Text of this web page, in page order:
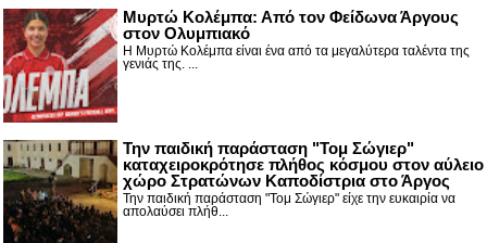
Μυρτώ Κολέμπα: Από τον Φείδωνα Άργους
στον Ολυμπιακό
Η Μυρτώ Κολέμπα είναι ένα από τα μεγαλύτερα ταλέντα της
γενιάς της. ...
Την παιδική παράσταση "Τομ Σώγιερ"
καταχειροκρότησε πλήθος κόσμου στον αύλειο
χώρο Στρατώνων Καποδίστρια στο Άργος
Την παιδική παράσταση "Τομ Σώγιερ" είχε την ευκαιρία να
απολαύσει πλήθ...